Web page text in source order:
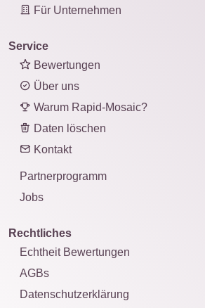
Für Unternehmen
Service
Bewertungen
Über uns
Warum Rapid-Mosaic?
Daten löschen
Kontakt
Partnerprogramm
Jobs
Rechtliches
Echtheit Bewertungen
AGBs
Datenschutzerklärung